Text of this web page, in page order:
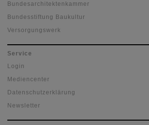
Bundesarchitektenkammer
Bundesstiftung Baukultur
Versorgungswerk
Service
Login
Mediencenter
Datenschutzerklärung
Newsletter